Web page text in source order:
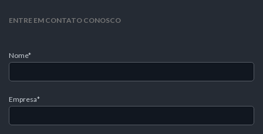
ENTRE EM CONTATO CONOSCO
Nome*
Empresa*